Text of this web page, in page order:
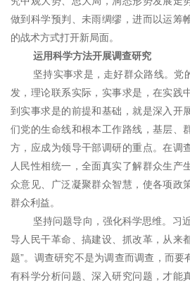
做到科学预判、未雨绸缪，进而以运筹
的战术方式打开新局面。
运用科学方法开展调查研究
坚持实事求是，走好群众路线。党
发，理论联系实际，实事求是，在实践
到实事求是的前提和基础，就是深入开
们党的生命线和根本工作路线，基层、
方，应成为领导干部调研的重点。在调
人民性相统一，全面真实了解群众生产
众意见、广泛凝聚群众智慧，使各项政
群众利益。
坚持问题导向，强化科学思维。习
导人民干革命、搞建设、抓改革，从来
题”。调查研究不是为调查而调查，而要
有科学分析问题、深入研究问题，才能